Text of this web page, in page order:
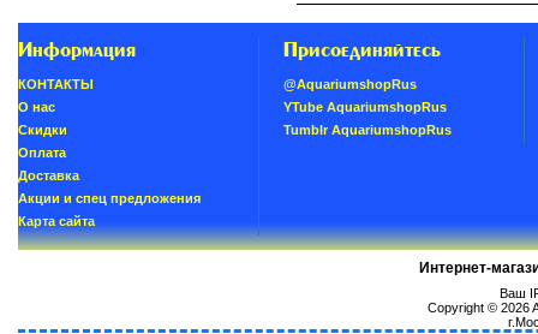
Информация
КОНТАКТЫ
О нас
Скидки
Oплатa
Доставка
Акции и спец предложения
Карта сайта
Присоединяйтесь
@AquariumshopRus
YTube AquariumshopRus
Tumblr AquariumshopRus
Интернет-
Ваш
Copyright © 2026